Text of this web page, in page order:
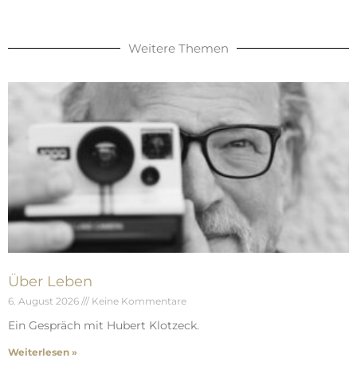
Weitere Themen
Über Leben
6. August 2026 Keine Kommentare
Ein Gespräch mit Hubert Klotzeck.
Weiterlesen »